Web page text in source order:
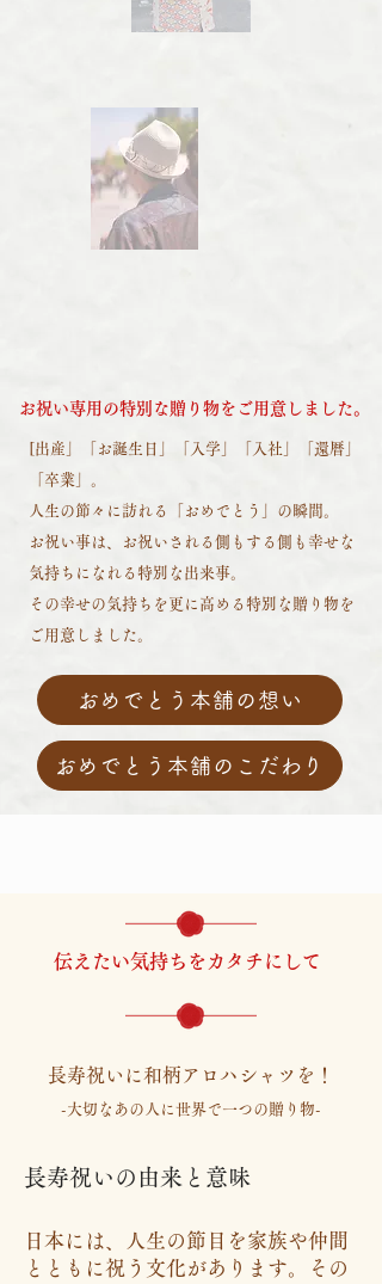
​お祝い専用の特別な贈り物をご用意しました。
[出産」「お誕生日」「入学」「入社」「還暦」
「卒業」。
人生の節々に訪れる「おめでとう」の瞬間。
​お祝い事は、お祝いされる側もする側も幸せな
気持ちになれる特別な出来事。
その幸せの気持ちを更に高める特別な贈り物を
ご用意しました。
おめでとう本舗の想い
おめでとう本舗のこだわり
​長寿祝いに和柄アロハシャツを！
-大切なあの人に世界で一つの贈り物-
長寿祝いの由来と意味
日本には、人生の節目を家族や仲間
とともに祝う文化があります。その
伝えたい気持ちをカタチにして